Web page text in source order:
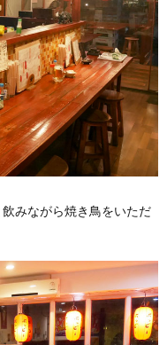
みながら焼き鳥をいただ